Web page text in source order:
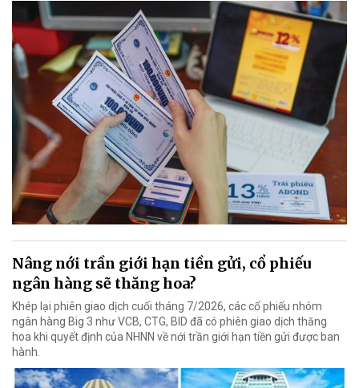
Nâng nới trần giới hạn tiền gửi, cổ phiếu
ngân hàng sẽ thăng hoa?
Khép lại phiên giao dịch cuối tháng 7/2026, các cổ phiếu nhóm
ngân hàng Big 3 như VCB, CTG, BID đã có phiên giao dịch thăng
hoa khi quyết định của NHNN về nới trần giới hạn tiền gửi được ban
hành.